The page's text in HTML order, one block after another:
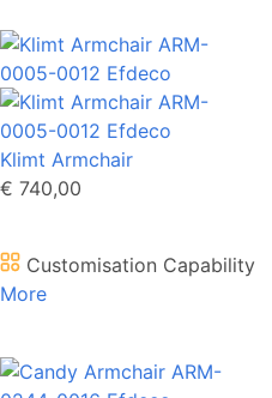
Klimt Armchair
€ 740,00
Customisation Capability
More